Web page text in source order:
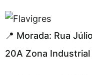
adresi
📍 Morada: Rua
20A Zona